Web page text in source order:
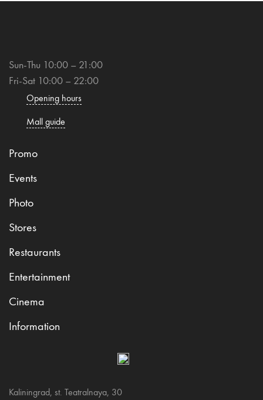
Sun-Thu 10:00 – 21:00
Fri-Sat 10:00 – 22:00
Opening hours
Mall guide
Promo
Events
Photo
Stores
Restaurants
Entertainment
Cinema
Information
Kaliningrad, st. Teatralnaya, 30